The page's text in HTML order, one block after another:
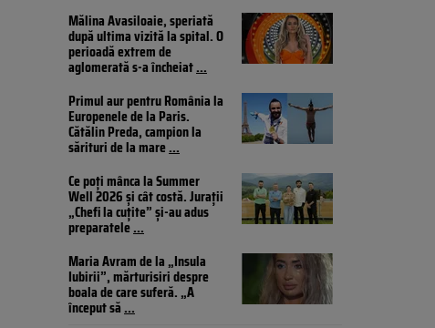
Mălina Avasiloaie, speriată
după ultima vizită la spital. O
perioadă extrem de
aglomerată s-a încheiat...
Primul aur pentru România la
Europenele de la Paris.
Cătălin Preda, campion la
sărituri de la mare...
Ce poți mânca la Summer
Well 2026 și cât costă. Jurații
„Chefi la cuțite” și-au adus
preparatele...
Maria Avram de la „Insula
Iubirii”, mărturisiri despre
boala de care suferă. „A
început să...